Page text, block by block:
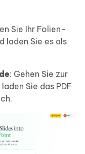
Sie Ihr Folien-
laden Sie es als
: Gehen Sie zur
Sie das PDF